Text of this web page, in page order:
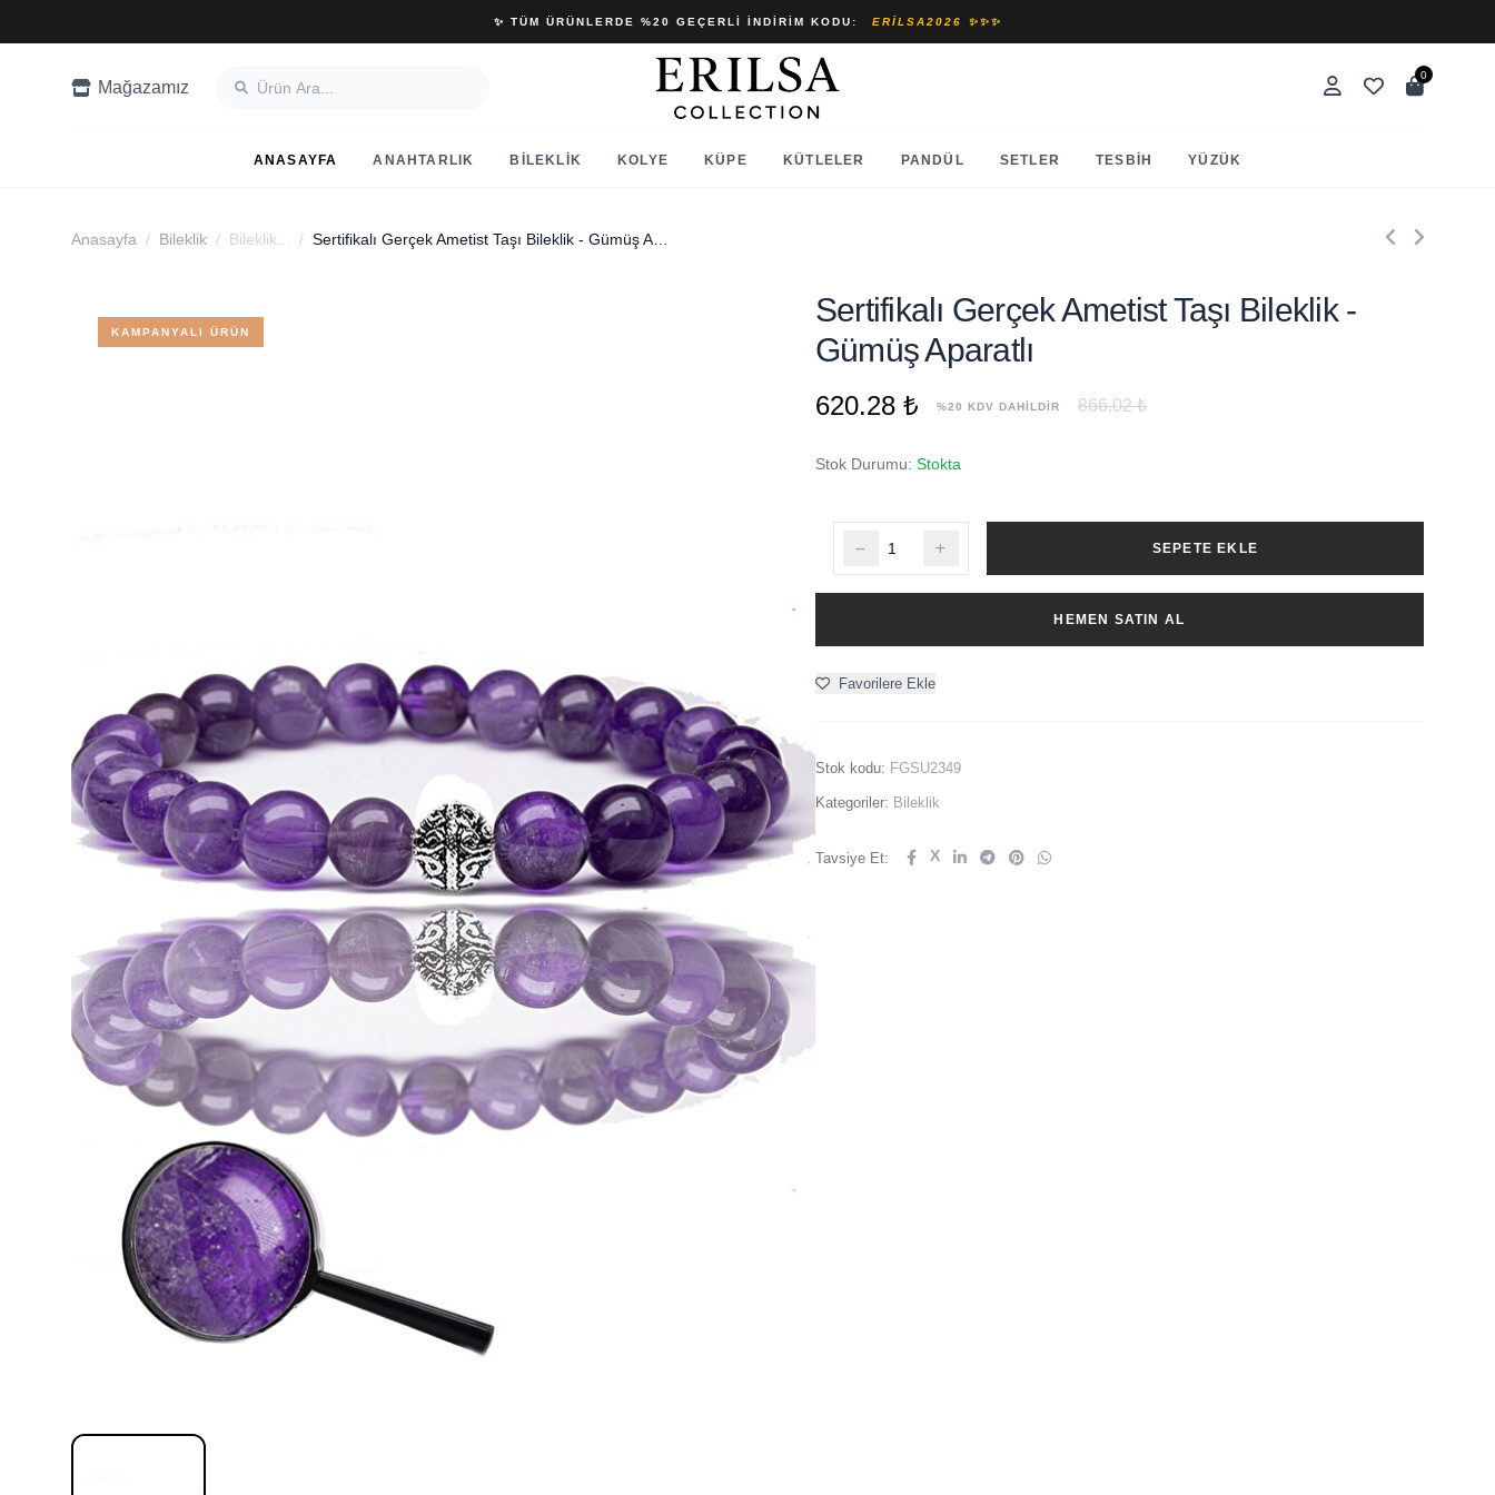
✨ TÜM ÜRÜNLERDE %20 GEÇERLI İNDIRIM KODU: ERILSA2026 ✨✨✨
Mağazamız
0
ANASAYFA ANAHTARLIK BILEKLIK KOLYE KÜPE KÜTLELER PANDÜL SETLER TESBIH YÜZÜK
Anasayfa / Bileklik / Bileklik... /
KAMPANYALI ÜRÜN
Sertifikalı Gerçek Ametist Taşı Bileklik -
Gümüş Aparatlı
620.28 ₺ %20 KDV DAHİLDİR 866.02 ₺
Stok Durumu: Stokta
SEPETE EKLE
HEMEN SATIN AL
Favorilere Ekle
Stok kodu: FGSU2349
Kategoriler: Bileklik
Tavsiye Et: X